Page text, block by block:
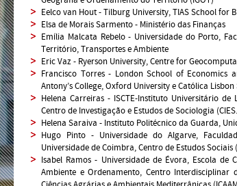
Eelco van Hout - Tilburg University, TIAS School for
Elsa de Morais Sarmento - Ministério das Finanças
Emília Malcata Rebelo - Universidade do Porto,
Território, Transportes e Ambiente
Eric Vaz - Ryerson University, Centre for
Francisco Torres - London School of Economics
Antony’s College, Oxford University e Católica
Helena Carreiras - ISCTE-Instituto Universitário
Centro de Investigação e Estudos de Sociologia
Helena Saraiva - Instituto Politécnico da Guarda,
Hugo Pinto - Universidade do Algarve,
Universidade de Coimbra, Centro de Estudos Sociais
Isabel Ramos - Universidade de Évora, Escola de
Ambiente e Ordenamento, Centro Interdisciplinar